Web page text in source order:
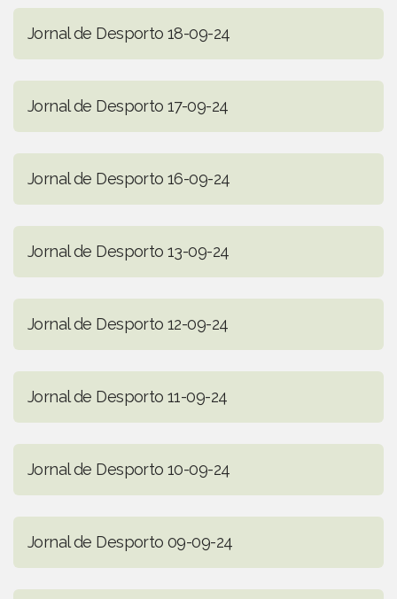
Jornal de Desporto 18-09-24
Jornal de Desporto 17-09-24
Jornal de Desporto 16-09-24
Jornal de Desporto 13-09-24
Jornal de Desporto 12-09-24
Jornal de Desporto 11-09-24
Jornal de Desporto 10-09-24
Jornal de Desporto 09-09-24